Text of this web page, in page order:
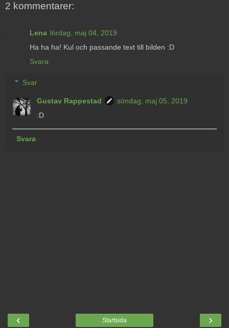
2 kommentarer:
Lena lördag, maj 04, 2019
Ha ha ha! Kul och passande text till bilden :D
Svara
Svar
Gustav Rappestad
söndag, maj 05, 2019
:D
Svara
‹ ›
Startsida